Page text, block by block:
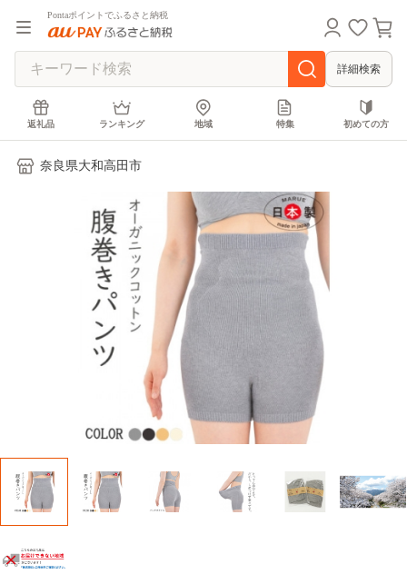
Pontaポイントでふるさと納税
詳細検索
返礼品 ランキング 地域 特集 初めての方
奈良県大和高田市